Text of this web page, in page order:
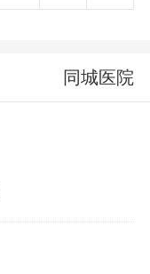
同城医院